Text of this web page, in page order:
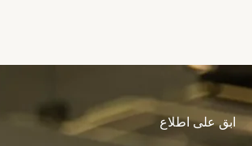
ابق على اطلاع